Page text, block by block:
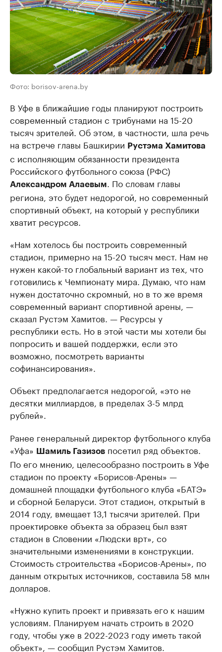
Фото: borisov-arena.by
В Уфе в ближайшие годы планируют построить
современный стадион с трибунами на 15-20
тысяч зрителей. Об этом, в частности, шла речь
на встрече главы Башкирии Рустэма Хамитова
с исполняющим обязанности президента
Российского футбольного союза (РФС)
Александром Алаевым
. По словам главы
региона, это будет недорогой, но современный
спортивный объект, на который у республики
хватит ресурсов.
«Нам хотелось бы построить современный
стадион, примерно на 15-20 тысяч мест. Нам не
нужен какой-то глобальный вариант из тех, что
готовились к Чемпионату мира. Думаю, что нам
нужен достаточно скромный, но в то же время
современный вариант спортивной арены, —
сказал Рустэм Хамитов. — Ресурсы у
республики есть. Но в этой части мы хотели бы
попросить и вашей поддержки, если это
возможно, посмотреть варианты
софинансирования».
Объект предполагается недорогой, «это не
десятки миллиардов, в пределах 3-5 млрд
рублей».
Ранее генеральный директор футбольного клуба
«Уфа» Шамиль Газизов посетил ряд объектов.
По его мнению, целесообразно построить в Уфе
стадион по проекту «Борисов-Арены» —
домашней площадки футбольного клуба «БАТЭ»
и сборной Беларуси. Этот стадион, открытый в
2014 году, вмещает 13,1 тысячи зрителей. При
проектировке объекта за образец был взят
стадион в Словении «Людски врт», со
значительными изменениями в конструкции.
Стоимость строительства «Борисов-Арены», по
данным открытых источников, составила 58 млн
долларов.
«Нужно купить проект и привязать его к нашим
условиям. Планируем начать строить в 2020
году, чтобы уже в 2022-2023 году иметь такой
объект», — сообщил Рустэм Хамитов.